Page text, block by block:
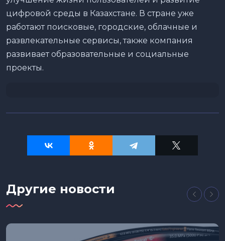
цифровой среды в Казахстане. В стране уже
работают поисковые, городские, облачные и
развлекательные сервисы, также компания
развивает образовательные и социальные
проекты.
Другие новости